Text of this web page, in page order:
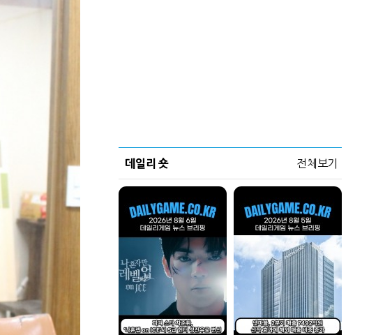
데일리 숏 전체보기